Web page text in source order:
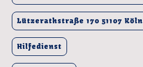
Lützerathstraße 170 51107 Köln
Hilfedienst